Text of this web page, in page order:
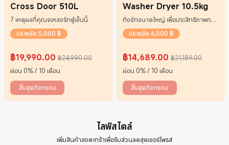
Cross Door 510L
7 เหตุผลที่คุณจะหลงรักตู้เย็นนี้
ประหยัด 5,000 ฿
฿19,990.00
Current Price ฿19990
฿24,990.00
ราคาโปรโมชั่น ฿24,990.00
ผ่อน 0% / 10 เดือน
สิ้นสุดกิจกรรม
Washer Dryer 10.5kg
ถังซักขนาดใหญ่ เพื่อประสิทธิภาพการ
ซัก และอบผ้าที่เหนือกว่า
ประหยัด 6,500 ฿
฿14,689.00
Current Price ฿14689
฿21,189.00
ราคาโปรโมชั่น ฿21,189.00
ผ่อน 0% / 10 เดือน
สิ้นสุดกิจกรรม
ไลฟ์สไตล์
เพิ่มสินค้าลงตะกร้าเพื่อรับส่วนลดสุดเซอร์ไพรส์